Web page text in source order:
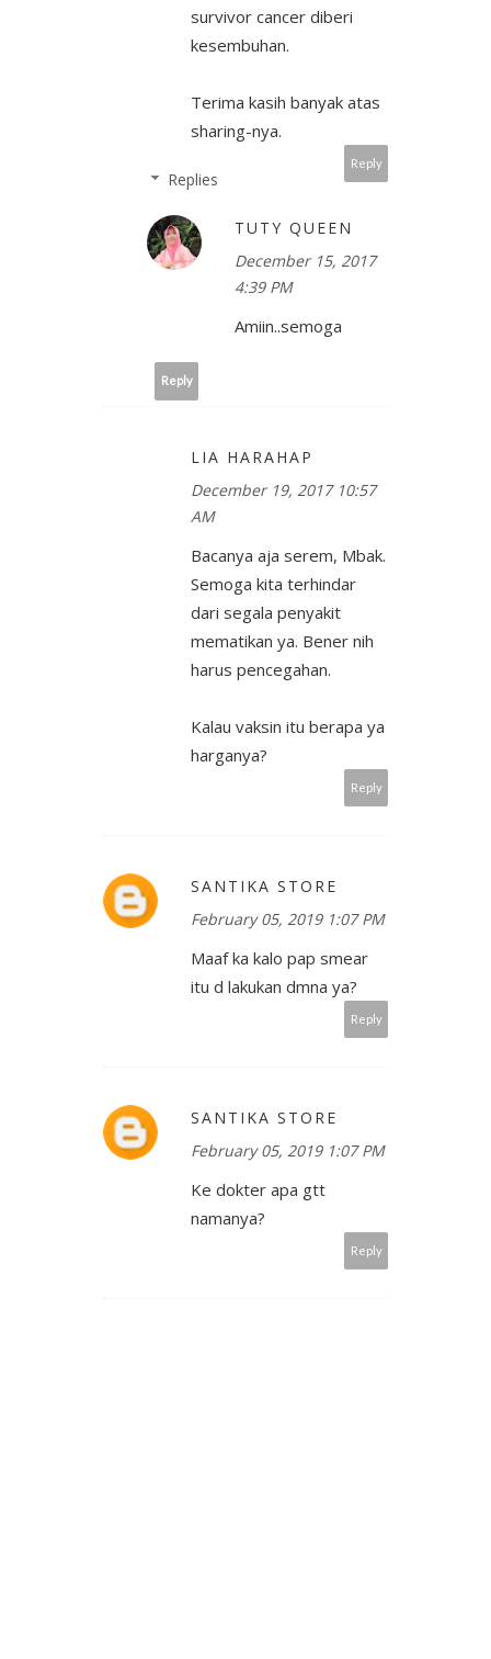
survivor cancer diberi
kesembuhan.
Terima kasih banyak atas
sharing-nya.
Reply
Replies
TUTY QUEEN
December 15, 2017
4:39 PM
Amiin..semoga
Reply
LIA HARAHAP
December 19, 2017 10:57
AM
Bacanya aja serem, Mbak.
Semoga kita terhindar
dari segala penyakit
mematikan ya. Bener nih
harus pencegahan.
Kalau vaksin itu berapa ya
harganya?
Reply
SANTIKA STORE
February 05, 2019 1:07 PM
Maaf ka kalo pap smear
itu d lakukan dmna ya?
Reply
SANTIKA STORE
February 05, 2019 1:07 PM
Ke dokter apa gtt
namanya?
Reply